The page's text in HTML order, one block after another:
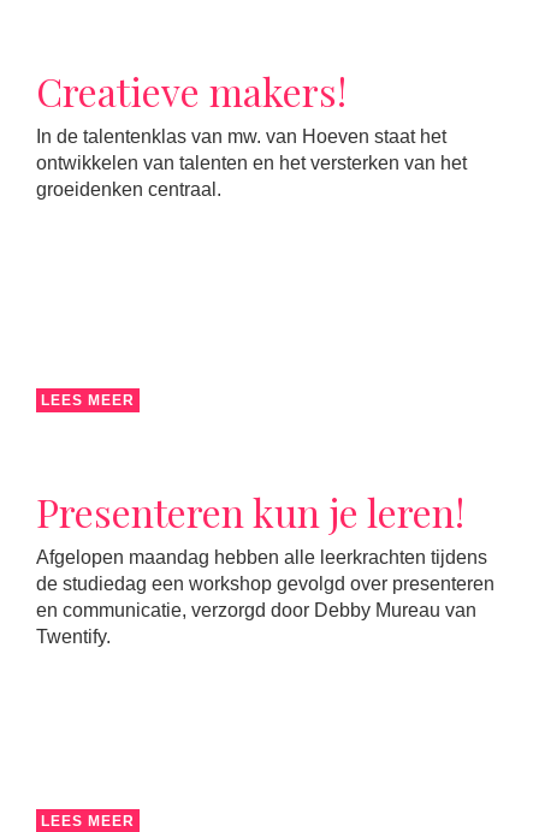
Creatieve makers!
In de talentenklas van mw. van Hoeven staat het
ontwikkelen van talenten en het versterken van het
groeidenken centraal.
LEES MEER
Presenteren kun je leren!
Afgelopen maandag hebben alle leerkrachten tijdens
de studiedag een workshop gevolgd over presenteren
en communicatie, verzorgd door Debby Mureau van
Twentify.
LEES MEER